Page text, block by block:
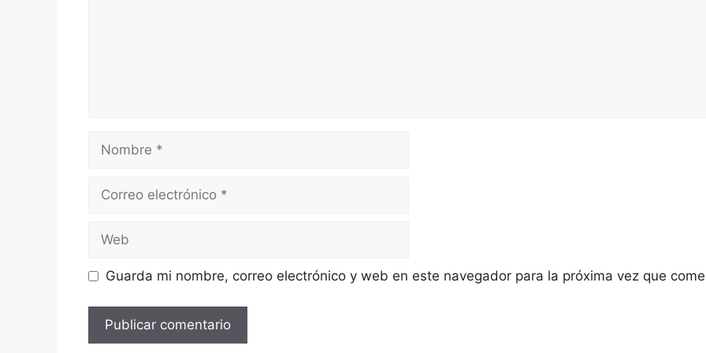
Nombre
Correo
Web
Guarda mi nombre, correo electrónico y web en este navegador para la próxima vez que